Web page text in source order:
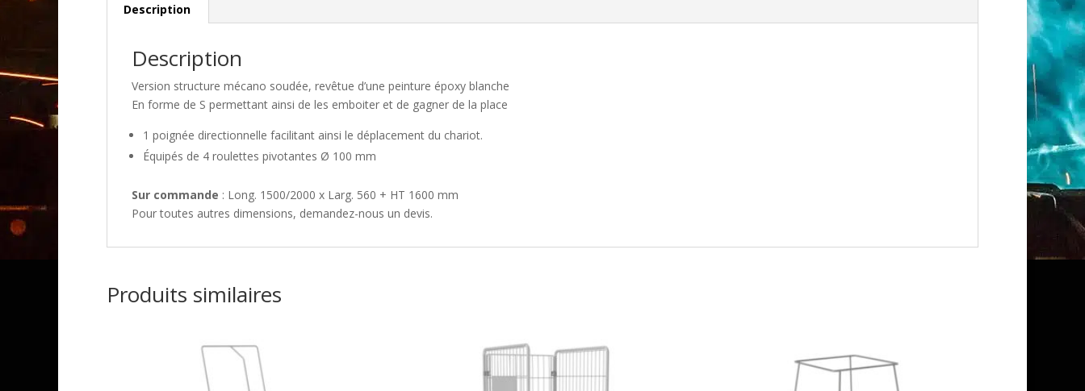
Description
Description
Version structure mécano soudée, revêtue d’une peinture époxy blanche
En forme de S permettant ainsi de les emboiter et de gagner de la place
1 poignée directionnelle facilitant ainsi le déplacement du chariot.
Équipés de 4 roulettes pivotantes Ø 100 mm
Sur commande : Long. 1500/2000 x Larg. 560 + HT 1600 mm
Pour toutes autres dimensions, demandez-nous un devis.
Produits similaires